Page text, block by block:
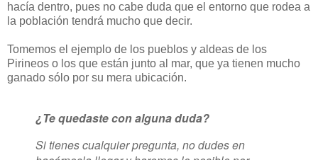
hacía dentro, pues no cabe duda que el entorno que rodea a
la población tendrá mucho que decir.
Tomemos el ejemplo de los pueblos y aldeas de los
Pirineos o los que están junto al mar, que ya tienen mucho
ganado sólo por su mera ubicación.
¿Te quedaste con alguna duda?
Si tienes cualquier pregunta, no dudes en